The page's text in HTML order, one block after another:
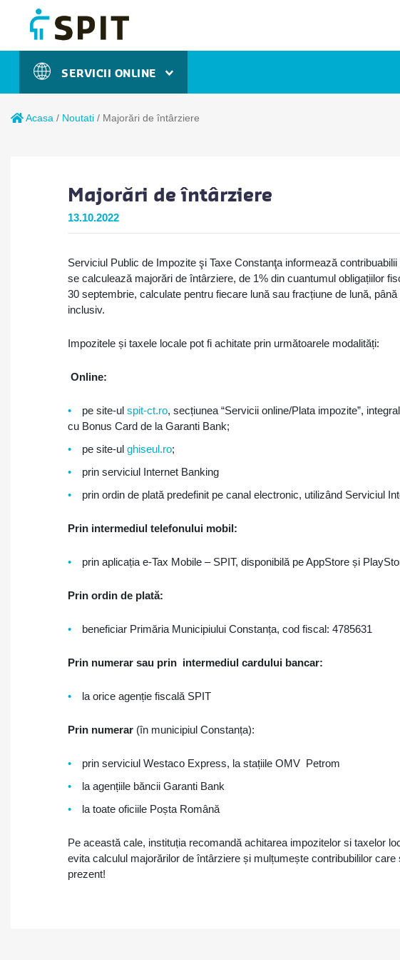
SERVICII ONLINE
Acasa / Noutati / Majorări de întârziere
Majorări de întârziere
13.10.2022
Serviciul Public de Impozite şi Taxe Constanţa informează
se calculează majorări de întârziere, de 1% din cuantumul obligațiilor
30 septembrie, calculate pentru fiecare lună sau fracțiune de lună,
inclusiv.
Impozitele și taxele locale pot fi achitate prin următoarele modalități:
Online:
pe site-ul spit-ct.ro, secțiunea “Servicii online/Plata impozite”,
cu Bonus Card de la Garanti Bank;
pe site-ul ghiseul.ro;
prin serviciul Internet Banking
prin ordin de plată predefinit pe canal electronic, utilizând Serviciul
Prin intermediul telefonului mobil:
prin aplicația e-Tax Mobile – SPIT, disponibilă pe AppStore și
Prin ordin de plată:
beneficiar Primăria Municipiului Constanța, cod fiscal: 4785631
Prin numerar sau prin intermediul cardului bancar:
la orice agenție fiscală SPIT
Prin numerar (în municipiul Constanța):
prin serviciul Westaco Express, la stațiile OMV Petrom
la agențiile băncii Garanti Bank
la toate oficiile Poșta Română
Pe această cale, instituția recomandă achitarea impozitelor si taxelor
evita calculul majorărilor de întârziere și mulțumește contribubililor
prezent!